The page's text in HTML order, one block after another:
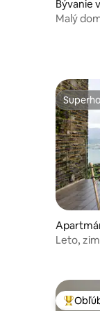
Bývanie
rio
Malý
Leto,